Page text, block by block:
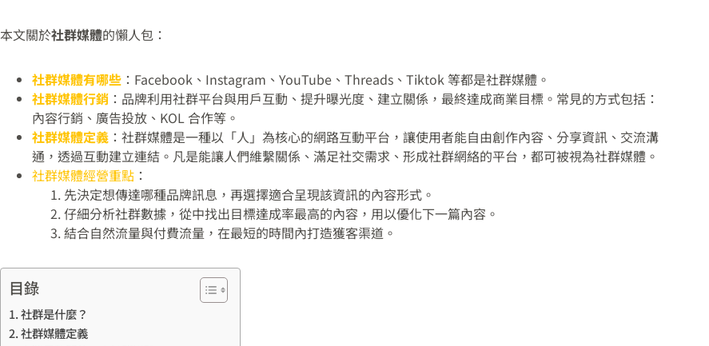
本文關於社群媒體的懶人包：
社群媒體有哪些 ：Facebook、Instagram、YouTube、Threads、Tiktok 等都是社群媒體。
社群媒體行銷 ：品牌利用社群平台與用戶互動、提升曝光度、建立關係，最終達成商業目標。常見的方式包括：
內容行銷、廣告投放、KOL 合作等。
社群媒體定義 ：社群媒體是一種以「人」為核心的網路互動平台，讓使用者能自由創作內容、分享資訊、交流溝
通，透過互動建立連結。凡是能讓人們維繫關係、滿足社交需求、形成社群網絡的平台，都可被視為社群媒體。
社群媒體經營重點 ：
先決定想傳達哪種品牌訊息，再選擇適合呈現該資訊的內容形式。
仔細分析社群數據，從中找出目標達成率最高的內容，用以優化下一篇內容。
結合自然流量與付費流量，在最短的時間內打造獲客渠道。
目錄
社群是什麼？
社群媒體定義